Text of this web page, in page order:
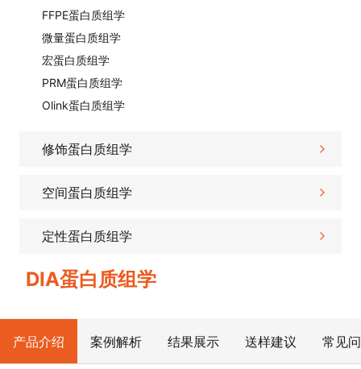
FFPE蛋白质组学
微量蛋白质组学
宏蛋白质组学
PRM蛋白质组学
Olink蛋白质组学
修饰蛋白质组学
空间蛋白质组学
定性蛋白质组学
DIA蛋白质组学
产品介绍 案例解析 结果展示 送样建议 常见